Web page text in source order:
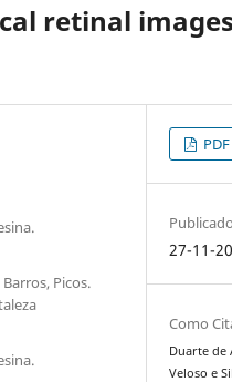
retinal
Picos.
PDF
Publicado
27-11-
Como
Duarte de
Veloso e